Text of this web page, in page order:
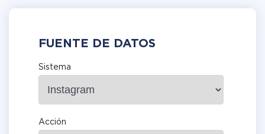
FUENTE DE DATOS
Sistema
Acción